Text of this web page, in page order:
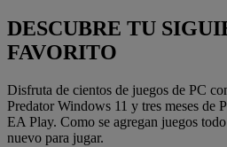
DESCUBRE TU
FAVORITO
Disfruta de cientos de juegos de PC
Predator Windows 11 y tres meses de
EA Play. Como se agregan juegos
nuevo para jugar.